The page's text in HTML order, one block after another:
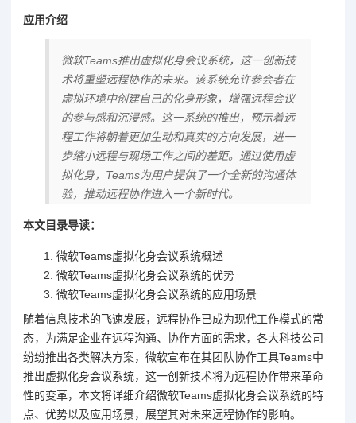
应用介绍
微软Teams推出虚拟化身会议系统，这一创新技
术将重塑远程协作的未来。该系统允许参会者在
虚拟环境中创建自己的化身形象，增强远程会议
的参与感和沉浸感。这一系统的推出，预示着远
程工作将朝着更加生动和真实的方向发展，进一
步缩小远程与现场工作之间的差距。通过使用虚
拟化身，Teams为用户提供了一个全新的沟通体
验，推动远程协作进入一个新时代。
本文目录导读：
微软Teams虚拟化身会议系统概述
微软Teams虚拟化身会议系统的优势
微软Teams虚拟化身会议系统的应用场景
随着信息技术的飞速发展，远程协作已成为现代工作模式的常
态，为满足企业在远程沟通、协作方面的需求，各大科技公司
纷纷推出各类解决方案，微软宣布在其团队协作工具Teams中
推出虚拟化身会议系统，这一创新技术将为远程协作带来革命
性的变革，本文将详细介绍微软Teams虚拟化身会议系统的特
点、优势以及应用场景，展望其对未来远程协作的影响。